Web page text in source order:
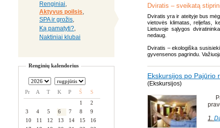
Renginiai,
Aktyvus poilsis,
SPA ir grožis,
Ką pamatyti?,
Naktiniai klubai
Renginių kalendorius
Pr A T K P Š
S
1
2
3
4 5 6 7 8
9
10
11 12 13 14 15
16
Dviratis – sveikatą
Dviratis yra ir ateityje bus
vietovės klimatas, reljefas,
Lietuvoje sąlygos
nedaug.
Dviratis – ekologiška
gyvensenos pagrindu.
Ekskursijos po Pajūrio
(Ekskursijos)
1.